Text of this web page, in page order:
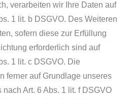
verarbeiten wir Ihre Daten auf
1 lit. b DSGVO. Des Weiteren
sofern diese zur Erfüllung
erforderlich sind auf
1 lit. c DSGVO. Die
ferner auf Grundlage unseres
nach Art. 6 Abs. 1 lit. f DSGVO